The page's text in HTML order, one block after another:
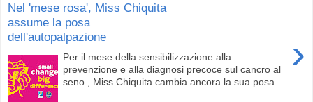
Nel 'mese rosa', Miss Chiquita
assume la posa
dell'autopalpazione
›
Per il mese della sensibilizzazione alla
prevenzione e alla diagnosi precoce sul cancro al
seno , Miss Chiquita cambia ancora la sua posa....